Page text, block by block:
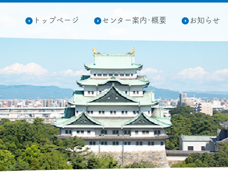
トップページ センター案内･概要 お知らせ